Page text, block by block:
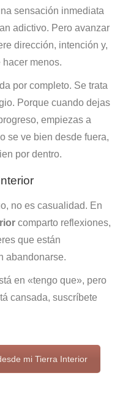
sensación inmediata
adictivo. Pero avanzar
dirección, intención y,
menos.
por completo. Se trata
Porque cuando dejas
empiezas a
se ve bien desde fuera,
por dentro.
no es casualidad. En
comparto reflexiones,
que están
abandonarse.
en «tengo que», pero
cansada, suscríbete
mi Tierra Interior